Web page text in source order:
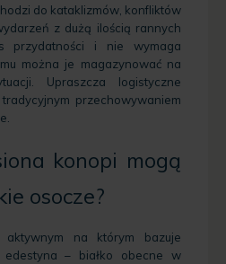
do kataklizmów, konfliktów
z dużą ilością rannych
przydatności i nie wymaga
można je magazynować na
Upraszcza logistyczne
przechowywaniem
konopi mogą
osocze?
aktywnym na którym bazuje
– białko obecne w